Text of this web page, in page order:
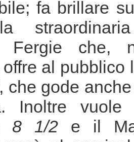
fa brillare
Fergie che,
al pubblico
che gode
Inoltre
8 1/2 e il